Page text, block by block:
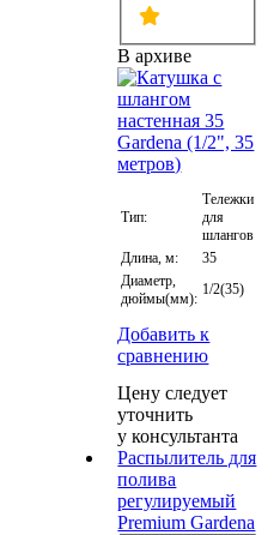
В архиве
Тип:
Тележки
для
шлангов
Длина, м:
35
Диаметр,
дюймы(мм):
1/2(35)
Добавить к
сравнению
Цену следует
уточнить
у консультанта
Распылитель для
полива
регулируемый
Premium Gardena